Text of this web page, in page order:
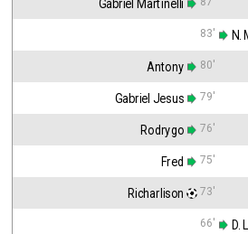
Gabriel Martinelli
83' N.
Antony 80'
Gabriel Jesus 79'
Rodrygo 76'
Fred 75'
Richarlison 73'
66' D.